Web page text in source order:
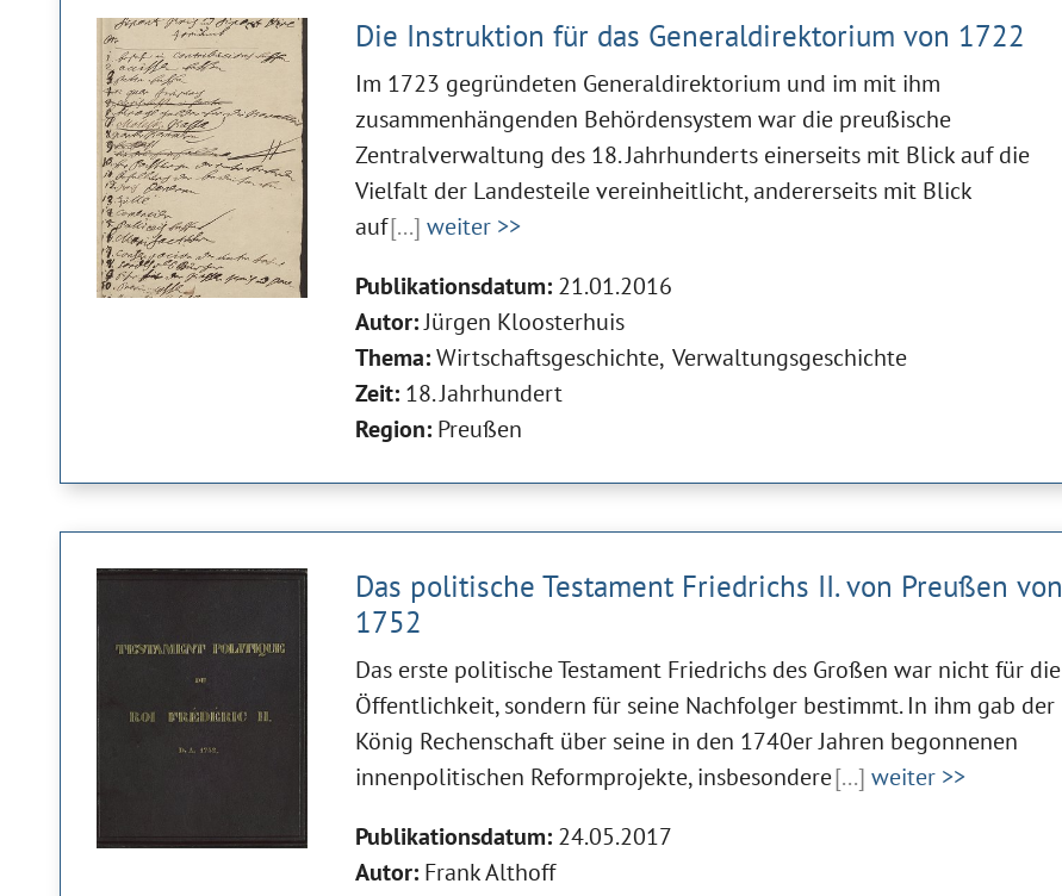
Die Instruktion für das Generaldirektorium von 1722
Im 1723 gegründeten Generaldirektorium und im mit ihm
zusammenhängenden Behördensystem war die preußische
Zentralverwaltung des 18. Jahrhunderts einerseits mit Blick auf die
Vielfalt der Landesteile vereinheitlicht, andererseits mit Blick
auf[...] weiter >>
Publikationsdatum:21.01.2016
Autor:Jürgen Kloosterhuis
Thema: Wirtschaftsgeschichte Verwaltungsgeschichte
Zeit: 18. Jahrhundert
Region: Preußen
Das politische Testament Friedrichs II. von Preußen von
1752
Das erste politische Testament Friedrichs des Großen war nicht für die
Öffentlichkeit, sondern für seine Nachfolger bestimmt. In ihm gab der
König Rechenschaft über seine in den 1740er Jahren begonnenen
innenpolitischen Reformprojekte, insbesondere[...] weiter >>
Publikationsdatum:24.05.2017
Autor: Frank Althoff